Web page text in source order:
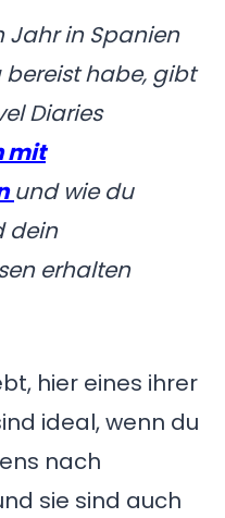
Jahr in Spanien
habe, gibt
Diaries
mit
und wie du
dein
erhalten
hier eines ihrer
ideal, wenn du
nach
sie sind auch